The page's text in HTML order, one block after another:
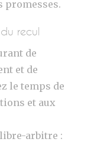
promesses.
recul
de
et de
le temps de
et aux
arbitre :